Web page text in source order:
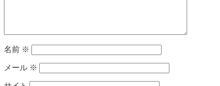
名前 ※
メール ※